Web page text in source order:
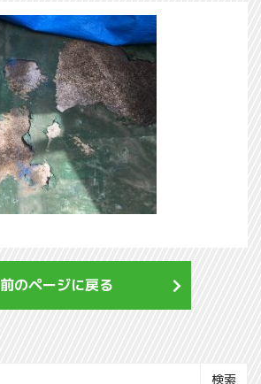
前のページに戻る